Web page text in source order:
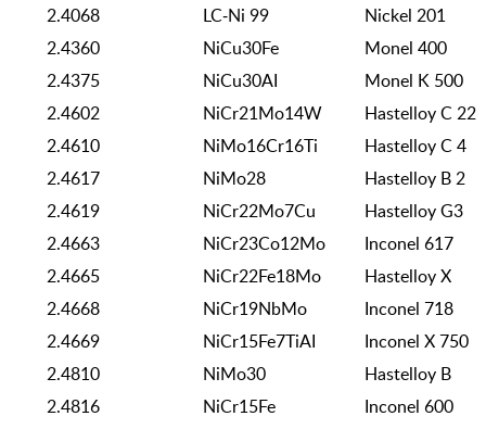
2.4068
LC-Ni 99
Nickel 201
2.4360
NiCu30Fe
Monel 400
2.4375
NiCu30AI
Monel K 500
2.4602
NiCr21Mo14W
Hastelloy C 22
2.4610
NiMo16Cr16Ti
Hastelloy C 4
2.4617
NiMo28
Hastelloy B 2
2.4619
NiCr22Mo7Cu
Hastelloy G3
2.4663
NiCr23Co12Mo
Inconel 617
2.4665
NiCr22Fe18Mo
Hastelloy X
2.4668
NiCr19NbMo
Inconel 718
2.4669
NiCr15Fe7TiAI
Inconel X 750
2.4810
NiMo30
Hastelloy B
2.4816
NiCr15Fe
Inconel 600